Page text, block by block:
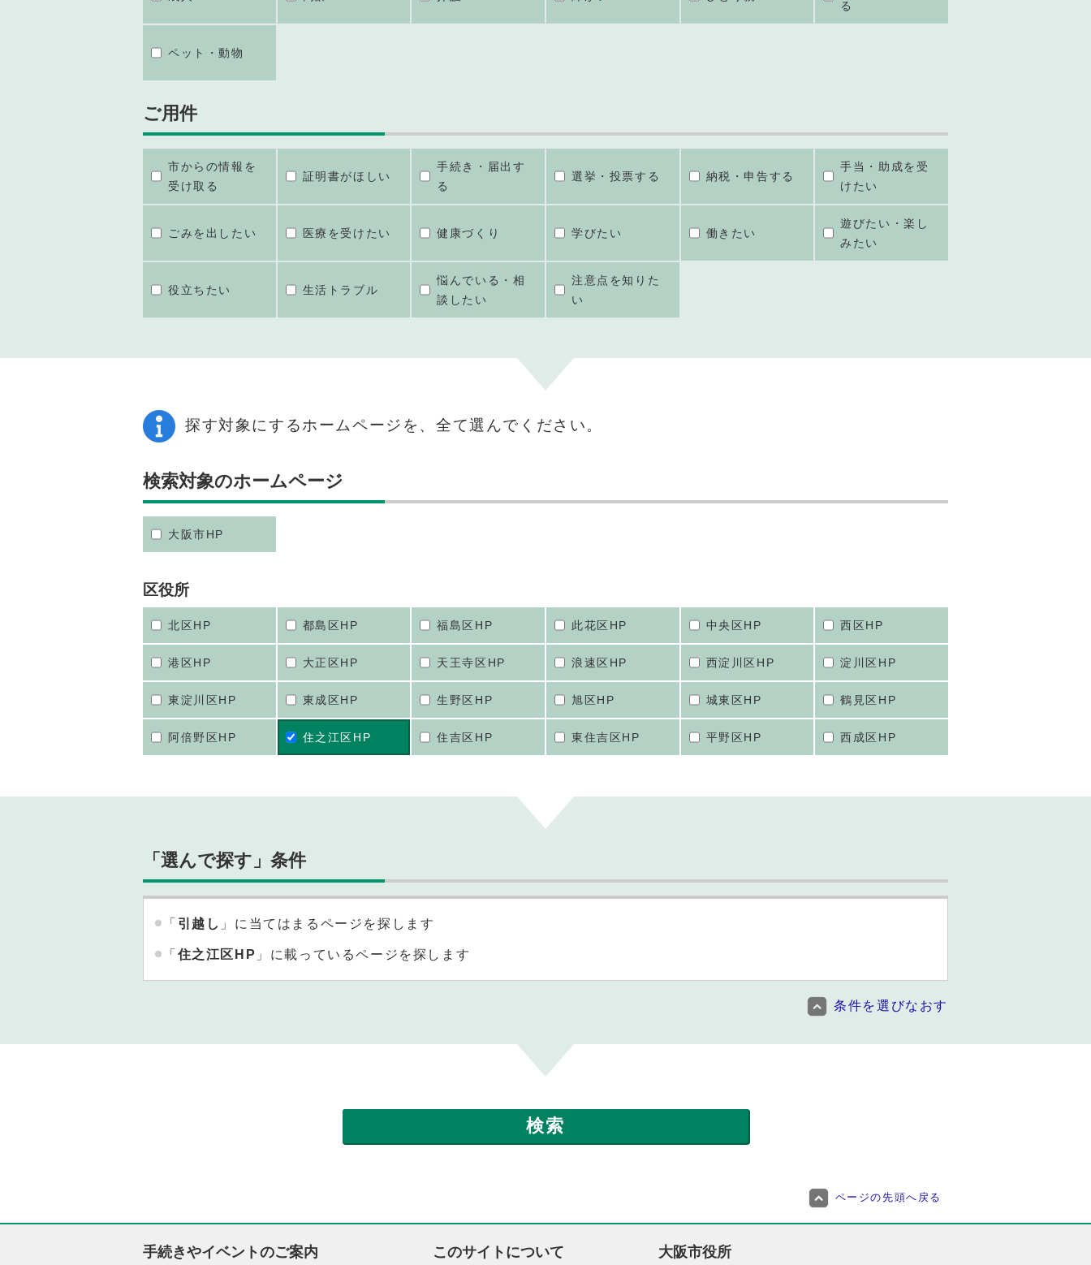
る
ペット・動物
ご用件
市からの情報を
受け取る
証明書がほしい
手続き・届出す
る
選挙・投票する 納税・申告する
手当・助成を受
けたい
ごみを出したい 医療を受けたい 健康づくり 学びたい 働きたい
遊びたい・楽し
みたい
役立ちたい 生活トラブル
悩んでいる・相
談したい
注意点を知りた
い
探す対象にするホームページを、全て選んでください。
検索対象のホームページ
大阪市HP
区役所
北区HP 都島区HP 福島区HP 此花区HP 中央区HP 西区HP
港区HP 大正区HP 天王寺区HP 浪速区HP 西淀川区HP 淀川区HP
東淀川区HP 東成区HP 生野区HP 旭区HP 城東区HP 鶴見区HP
阿倍野区HP 住之江区HP 住吉区HP 東住吉区HP 平野区HP 西成区HP
「選んで探す」条件
「 引越し 」に当てはまるページを探します
「 住之江区HP 」に載っているページを探します
条件を選びなおす
ページの先頭へ戻る
手続きやイベントのご案内 このサイトについて 大阪市役所